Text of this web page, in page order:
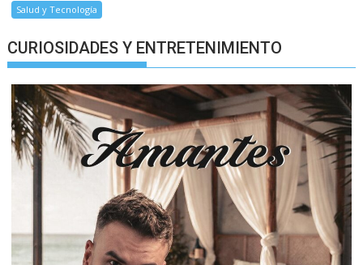
Salud y Tecnología
CURIOSIDADES Y ENTRETENIMIENTO